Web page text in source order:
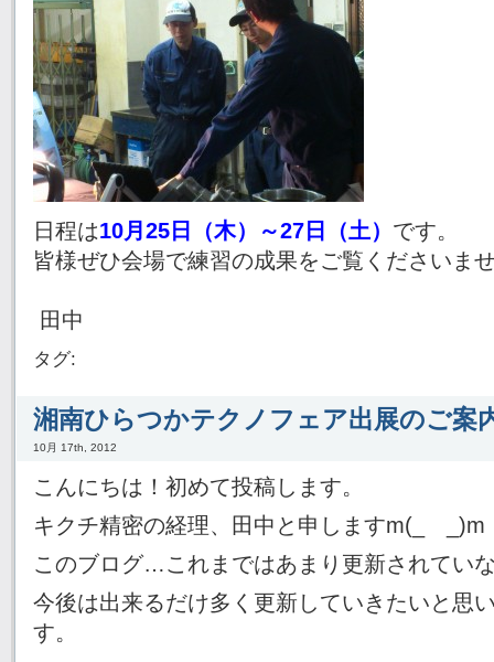
日程は10月25日（木）～27日（土） です。
皆様ぜひ会場で練習の成果をご覧くださいま
田中
タグ:
湘南ひらつかテクノフェア出展のご案
10月 17th, 2012
こんにちは！初めて投稿します。
キクチ精密の経理、田中と申しますm(_ _)m
このブログ…これまではあまり更新されてい
今後は出来るだけ多く更新していきたいと思
す。